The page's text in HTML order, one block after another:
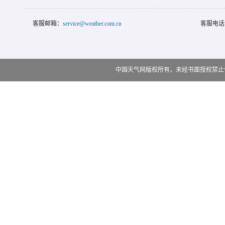
客服邮箱： service@weather.com.cn 客服电
中国天气网版权所有，未经书面授权